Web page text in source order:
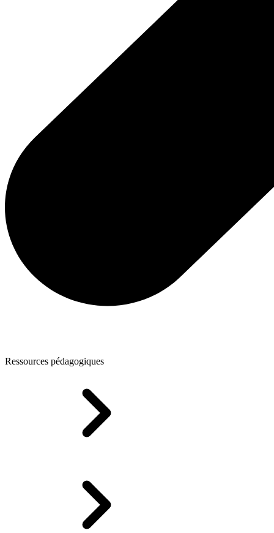
Ressources pédagogiques